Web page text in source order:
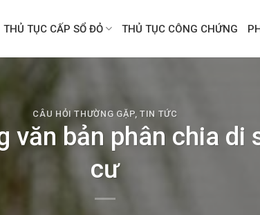
THỦ TỤC CẤP SỔ ĐỎ THỦ TỤC CÔNG CHỨNG
CÂU HỎI THƯỜNG GẶP,TIN TỨC
văn bản phân chia di
cư